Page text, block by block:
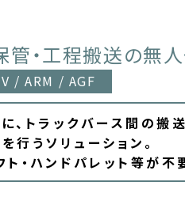
管・工程搬送の無
/ ARM / AGF
、トラックバース間の搬
行うソリューション。
ト・ハンドパレット等が不